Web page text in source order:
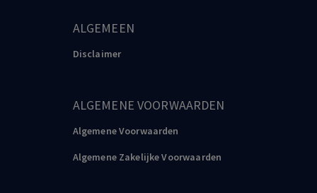
ALGEMEEN
Disclaimer
ALGEMENE VOORWAARDEN
Algemene Voorwaarden
Algemene Zakelijke Voorwaarden